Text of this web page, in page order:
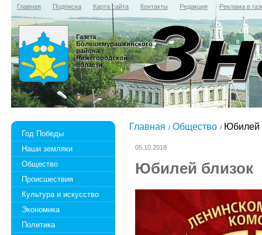
Главная Подписка Карта сайта Контакты Редакция Реклама в
Газета
Большемурашкинского
района
Нижегородской
области
Год Победы
Наши земляки
Общество
Происшествия
Культура и искусство
Экономика
Политика
Главная Общество Юбилей
05.10.2018
Юбилей близок